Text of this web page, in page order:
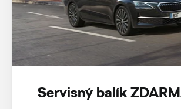
Servisný balík